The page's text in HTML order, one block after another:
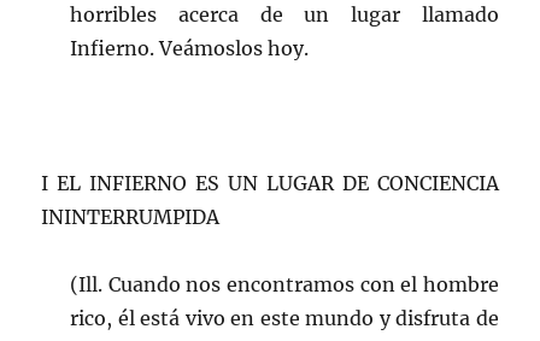
horribles acerca de un lugar llamado
Infierno. Veámoslos hoy.
I EL INFIERNO ES UN LUGAR DE CONCIENCIA
ININTERRUMPIDA
(Ill. Cuando nos encontramos con el hombre
rico, él está vivo en este mundo y disfruta de